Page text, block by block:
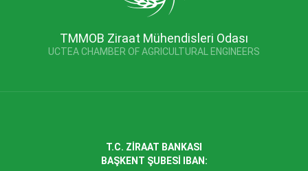
TMMOB Ziraat Mühendisleri Odası
UCTEA CHAMBER OF AGRICULTURAL ENGINEERS
T.C. ZİRAAT BANKASI
BAŞKENT ŞUBESİ IBAN: